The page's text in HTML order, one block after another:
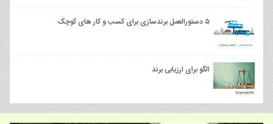
۵ دستورالعمل برندسازی برای کسب و کار های کوچک
الگو برای ارزیابی برند